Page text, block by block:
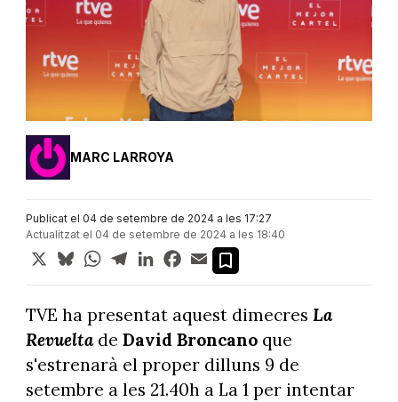
MARC LARROYA
Publicat el 04 de setembre de 2024 a les 17:27
Actualitzat el 04 de setembre de 2024 a les 18:40
X BlueskyWhatsApp
TelegramLinkedInFacebook
Email
TVE ha presentat aquest dimecres La
Revuelta de David Broncanoque
s'estrenarà el proper dilluns 9 de
setembre a les 21.40h a La 1 per intentar